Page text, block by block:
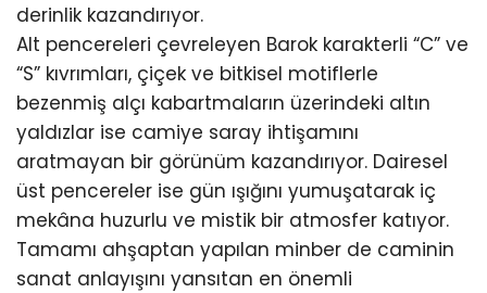
derinlik kazandırıyor.
Alt pencereleri çevreleyen Barok karakterli “C” ve
“S” kıvrımları, çiçek ve bitkisel motiflerle
bezenmiş alçı kabartmaların üzerindeki altın
yaldızlar ise camiye saray ihtişamını
aratmayan bir görünüm kazandırıyor. Dairesel
üst pencereler ise gün ışığını yumuşatarak iç
mekâna huzurlu ve mistik bir atmosfer katıyor.
Tamamı ahşaptan yapılan minber de caminin
sanat anlayışını yansıtan en önemli